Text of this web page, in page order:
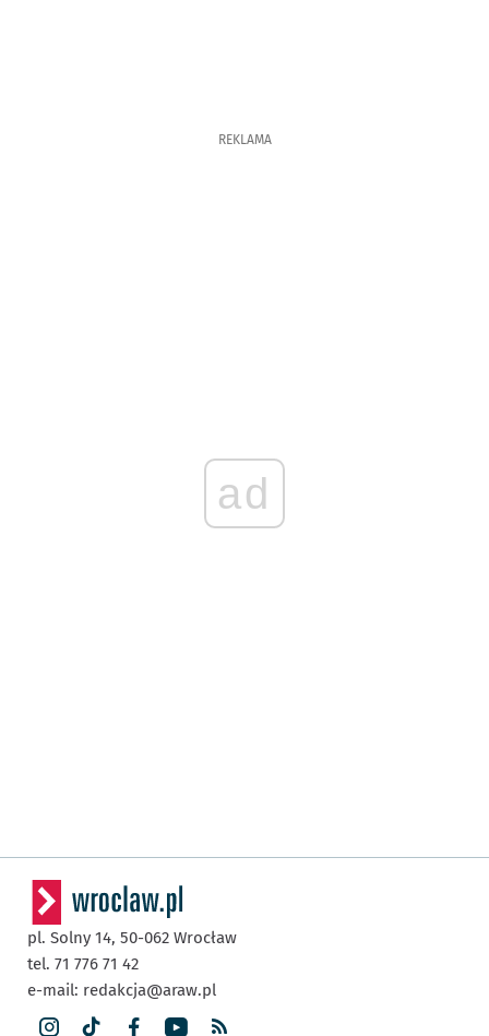
REKLAMA
ad
pl. Solny 14, 50-062 Wrocław
tel. 71 776 71 42
e-mail: redakcja@araw.pl